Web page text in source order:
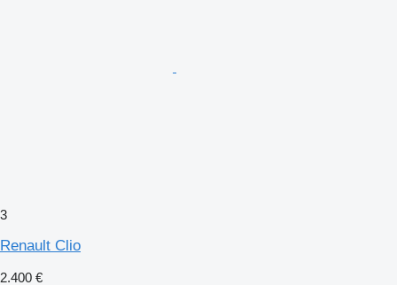
3
Renault Clio
2.400 €